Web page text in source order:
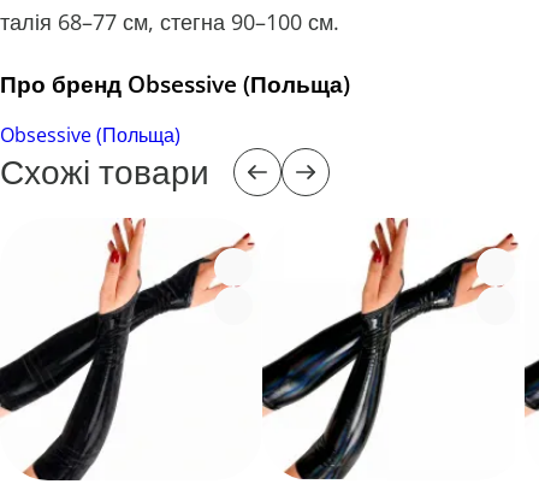
талія 68–77 см, стегна 90–100 см.
Про бренд Obsessive (Польща)
Obsessive (Польща)
Схожі товари